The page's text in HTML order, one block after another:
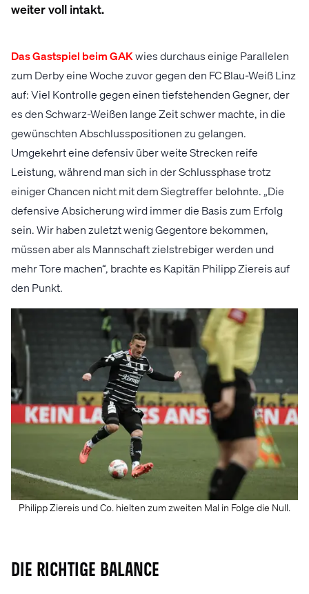
weiter voll intakt.
Das Gastspiel beim GAKwies durchaus einige Parallelen
zum Derby eine Woche zuvor gegen den FC Blau-Weiß Linz
auf: Viel Kontrolle gegen einen tiefstehenden Gegner, der
es den Schwarz-Weißen lange Zeit schwer machte, in die
gewünschten Abschlusspositionen zu gelangen.
Umgekehrt eine defensiv über weite Strecken reife
Leistung, während man sich in der Schlussphase trotz
einiger Chancen nicht mit dem Siegtreffer belohnte. „Die
defensive Absicherung wird immer die Basis zum Erfolg
sein. Wir haben zuletzt wenig Gegentore bekommen,
müssen aber als Mannschaft zielstrebiger werden und
mehr Tore machen“, brachte es Kapitän Philipp Ziereis auf
den Punkt.
Philipp Ziereis und Co. hielten zum zweiten Mal in Folge die Null.
Die richtige Balance